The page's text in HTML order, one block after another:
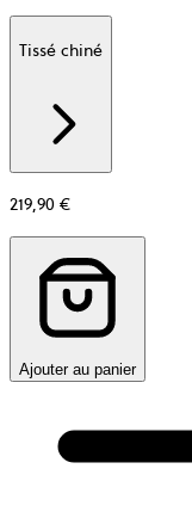
Tissé chiné
219,90 €
Ajouter au panier